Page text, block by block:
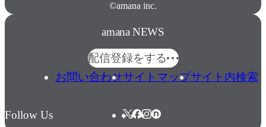
©amana inc.
amana NEWS
配信登録をする
お問い合わせサイトマップサイト内検索
Follow Us